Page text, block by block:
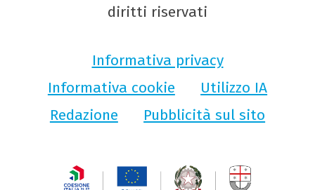
diritti riservati
Informativa privacy
Informativa cookie
Utilizzo IA
Redazione
Pubblicità sul sito